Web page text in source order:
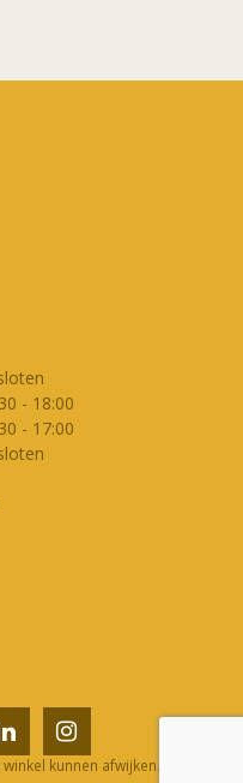
- 18:00
- 17:00
kunnen afwijken.